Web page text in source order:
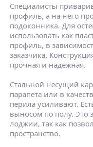
Специалисты
профиль, а на него
подоконника. Для
использовать как
профиль, в
заказчика.
прочная и надежная.
Стальной несущий
парапета или в
перила усиливают.
выносом по полу. Это
лоджии, так как
пространство.